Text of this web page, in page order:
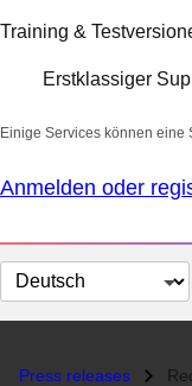
Training &
Erstklassiger
Einige Services können eine
Anmelden oder
Sprache
auswählen
Press releases Red